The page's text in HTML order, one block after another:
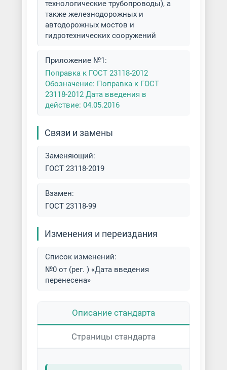
технологические трубопроводы), а
также железнодорожных и
автодорожных мостов и
гидротехнических сооружений
Приложение №1:
Поправка к ГОСТ 23118-2012
Обозначение: Поправка к ГОСТ
23118-2012 Дата введения в
действие: 04.05.2016
Связи и замены
Заменяющий:
ГОСТ 23118-2019
Взамен:
ГОСТ 23118-99
Изменения и переиздания
Список изменений:
№0 от (рег. ) «Дата введения
перенесена»
Описание стандарта
Страницы стандарта